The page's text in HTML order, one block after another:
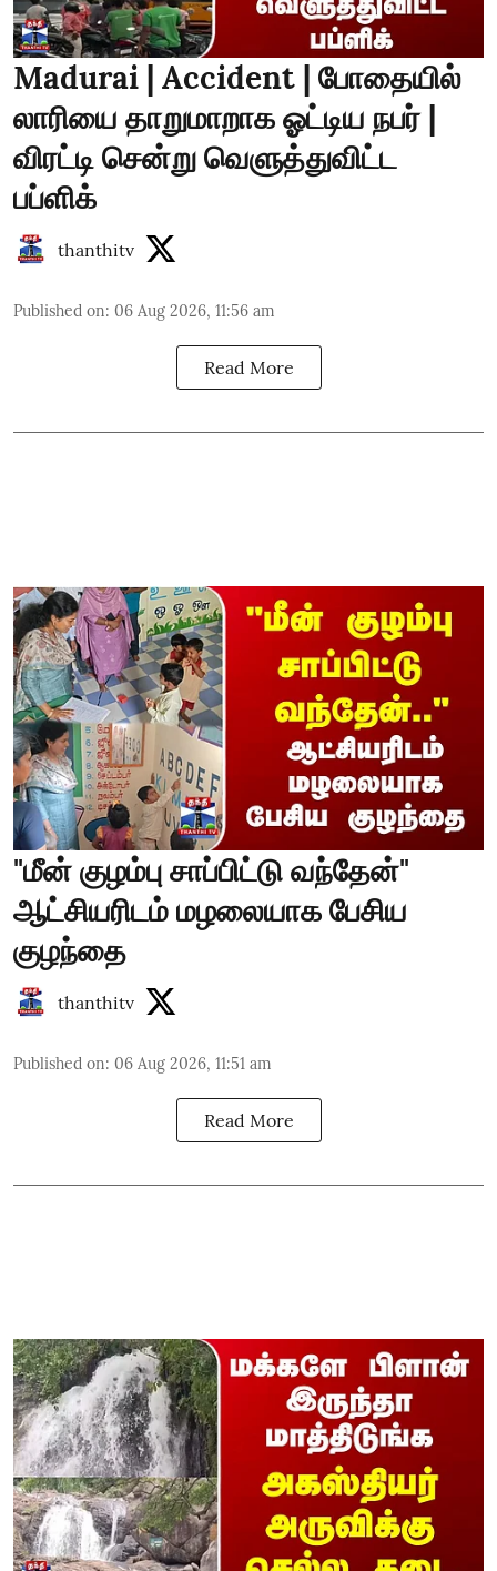
Madurai | Accident | போதையில்
லாரியை தாறுமாறாக ஓட்டிய நபர் |
விரட்டி சென்று வெளுத்துவிட்ட
பப்ளிக்
thanthitv
Published on: 06 Aug 2026, 11:56 am
Read More
"மீன் குழம்பு சாப்பிட்டு வந்தேன்"
ஆட்சியரிடம் மழலையாக பேசிய
குழந்தை
thanthitv
Published on: 06 Aug 2026, 11:51 am
Read More